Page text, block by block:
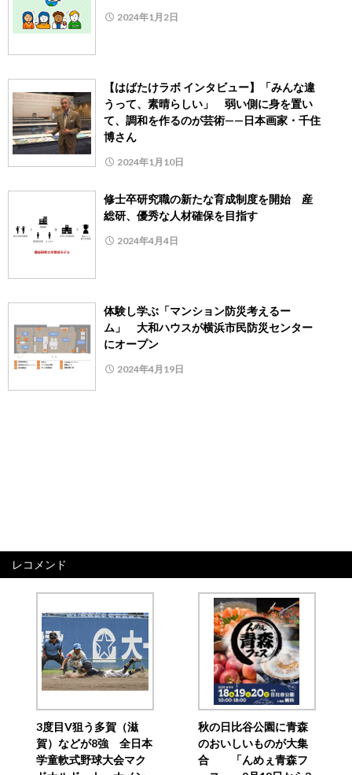
2024年1月2日
【はばたけラボ インタビュー】「みんな違
うって、素晴らしい」 弱い側に身を置い
て、調和を作るのが芸術——日本画家・千住
博さん
2024年1月10日
修士卒研究職の新たな育成制度を開始 産
総研、優秀な人材確保を目指す
2024年4月4日
体験し学ぶ「マンション防災考えるー
ム」 大和ハウスが横浜市民防災センター
にオープン
2024年4月19日
レコメンド
3度目V狙う多賀（滋
賀）などが8強 全日本
学童軟式野球大会マク
秋の日比谷公園に青森
のおいしいものが大集
合 「んめぇ青森フ